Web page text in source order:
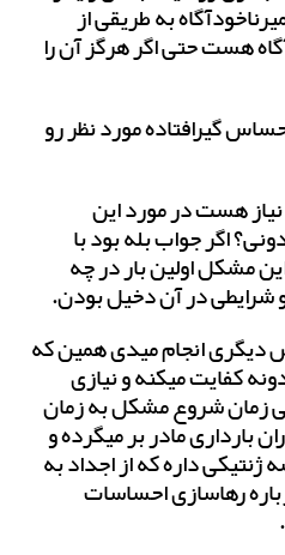
به طریقی از
هست حتی اگر هرگز آن را
گیرافتاده مورد نظر رو
هست در مورد این
اگر جواب بله بود با
مشکل اولین بار در چه
و شرایطی در آن دخیل بودن.
دیگری انجام میدی همین که
کفایت میکنه و نیازی
زمان شروع مشکل به زمان
بارداری مادر بر میگرده و
داره که از اجداد به
رهاسازی احساسات